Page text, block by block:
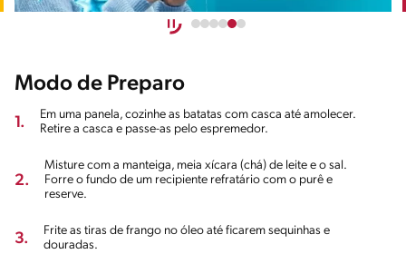
Modo de Preparo
1.
Em uma panela, cozinhe as batatas com casca até amolecer.
Retire a casca e passe-as pelo espremedor.
2.
Misture com a manteiga, meia xícara (chá) de leite e o sal.
Forre o fundo de um recipiente refratário com o purê e
reserve.
3.
Frite as tiras de frango no óleo até ficarem sequinhas e
douradas.